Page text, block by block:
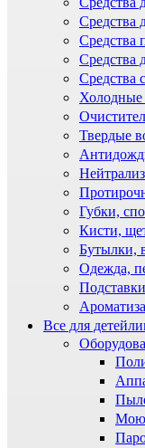
Средства
Средства
Средства
Средства
Холодные
Твердые
Губки,
Кисти,
Бутылки,
Одежда,
Все для